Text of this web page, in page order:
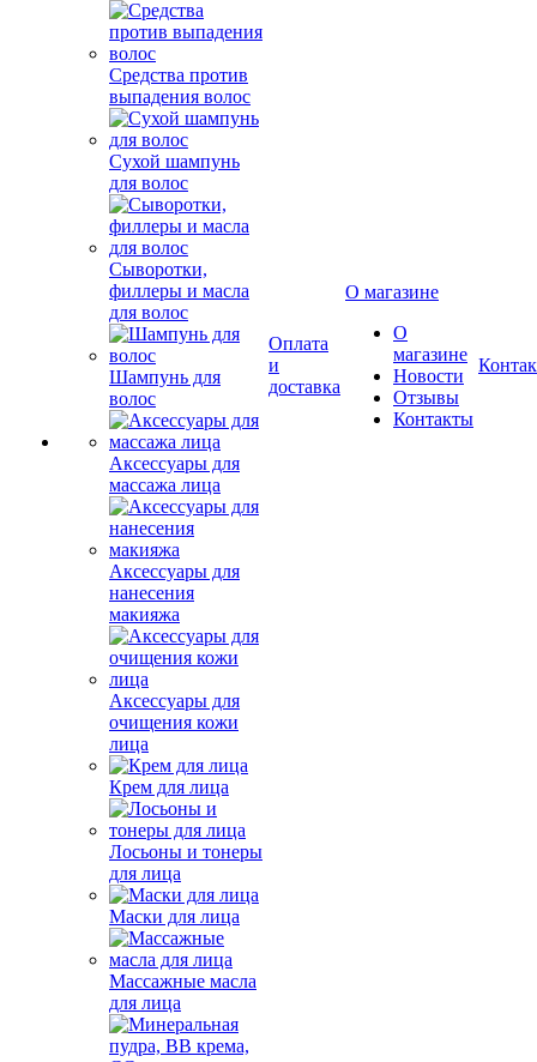
Средства против
выпадения волос
Сухой шампунь
для волос
Сыворотки,
филлеры и масла
для волос
Шампунь для
волос
Аксессуары для
массажа лица
Аксессуары для
нанесения
макияжа
Аксессуары для
очищения кожи
лица
Крем для лица
Лосьоны и тонеры
для лица
Маски для лица
Массажные масла
для лица
Оплата
и
доставка
О магазине
О
магазине
Новости
Отзывы
Контакты